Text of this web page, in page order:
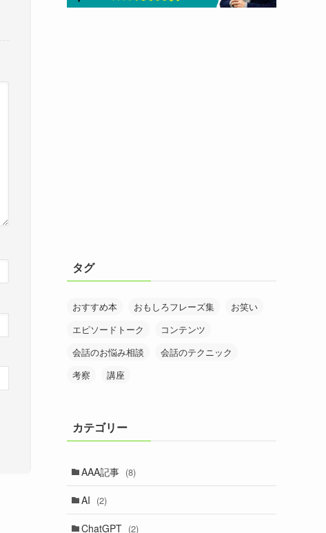
タグ
おすすめ本 おもしろフレーズ集
お笑い
エピソードトーク
コンテンツ
会話のお悩み相談
会話のテクニック
考察
講座
カテゴリー
AAA記事 (8)
AI (2)
ChatGPT (2)